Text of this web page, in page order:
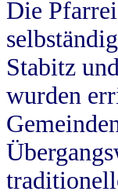
Die
Stabitz
wurden